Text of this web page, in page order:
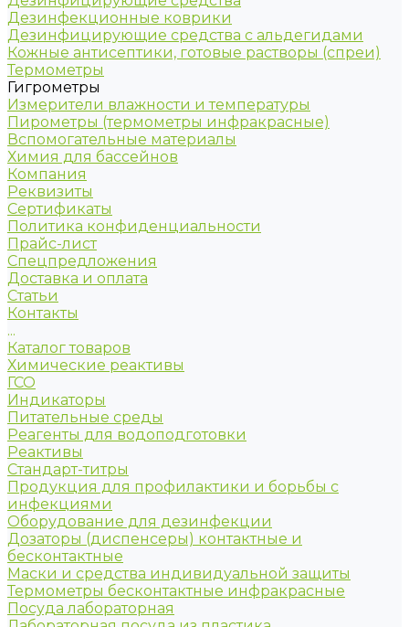
Дезинфекционные коврики
Дезинфицирующие средства с альдегидами
Кожные антисептики, готовые растворы (спреи)
Термометры
Гигрометры
Измерители влажности и температуры
Пирометры (термометры инфракрасные)
Вспомогательные материалы
Химия для бассейнов
Компания
Реквизиты
Сертификаты
Политика конфиденциальности
Прайс-лист
Спецпредложения
Доставка и оплата
Статьи
Контакты
...
Каталог товаров
Химические реактивы
ГСО
Индикаторы
Питательные среды
Реагенты для водоподготовки
Реактивы
Стандарт-титры
Продукция для профилактики и борьбы с
инфекциями
Оборудование для дезинфекции
Дозаторы (диспенсеры) контактные и
бесконтактные
Маски и средства индивидуальной защиты
Термометры бесконтактные инфракрасные
Посуда лабораторная